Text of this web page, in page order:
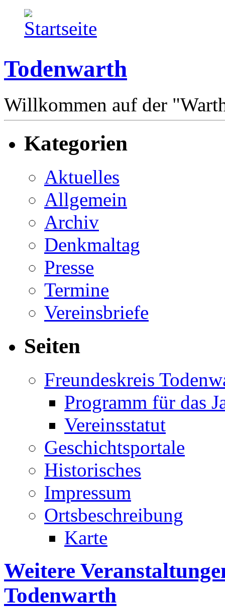
Todenwarth
Willkommen auf der
Kategorien
Aktuelles
Allgemein
Archiv
Denkmaltag
Presse
Termine
Vereinsbriefe
Seiten
Freundeskreis
Programm für das
Vereinsstatut
Geschichtsportale
Historisches
Impressum
Ortsbeschreibung
Karte
Weitere
Todenwarth